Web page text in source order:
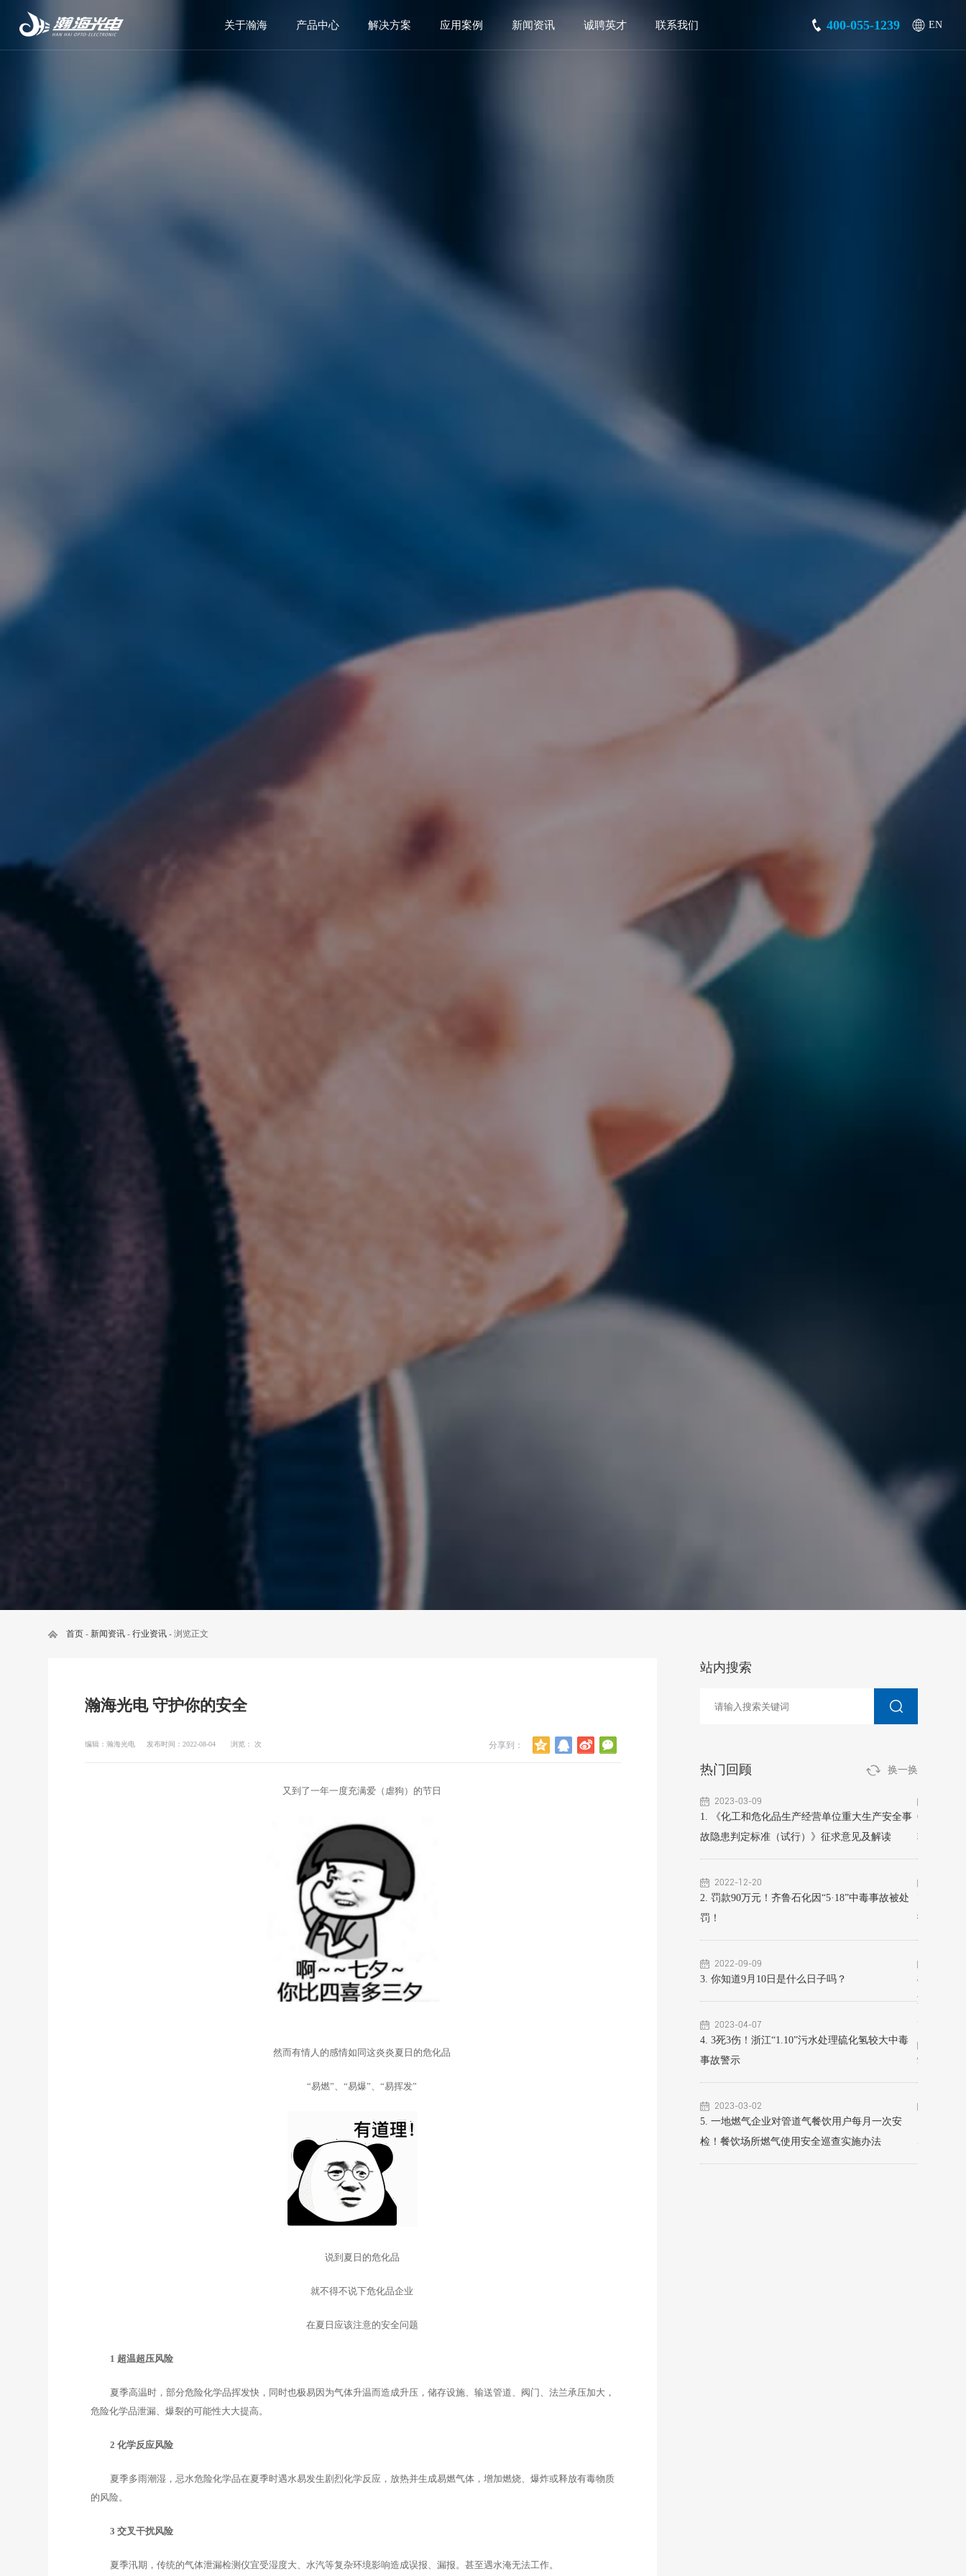
关于瀚海 产品中心 解决方案 应用案例 新闻资讯 诚聘英才 联系我们 EN
400-055-1239
首页 - 新闻资讯 -行业资讯 - 浏览正文
瀚海光电 守护你的安全
编辑：瀚海光电 发布时间：2022-08-04 浏览： 次 分享到：
又到了一年一度充满爱（虐狗）的节日
然而有情人的感情如同这炎炎夏日的危化品
“易燃”、“易爆”、“易挥发”
说到夏日的危化品
就不得不说下危化品企业
在夏日应该注意的安全问题
1 超温超压风险
夏季高温时，部分危险化学品挥发快，同时也极易因为气体升温而造成升压，储存设施、输送管道、阀门、法兰承压加大，
危险化学品泄漏、爆裂的可能性大大提高。
2 化学反应风险
夏季多雨潮湿，忌水危险化学品在夏季时遇水易发生剧烈化学反应，放热并生成易燃气体，增加燃烧、爆炸或释放有毒物质
的风险。
3 交叉干扰风险
夏季汛期，传统的气体泄漏检测仪宜受湿度大、水汽等复杂环境影响造成误报、漏报。甚至遇水淹无法工作。
站内搜索
换一换
热门回顾
14. 设置可燃气体声光报警装置，新《加油站作业
15. 关于公示《便携遥测式激光甲烷检测仪》等五
2023-03-09
1. 《化工和危化品生产经营单位重大生产安全事
故隐患判定标准（试行）》征求意见及解读
2022-12-20
2. 罚款90万元！齐鲁石化因“5·18”中毒事故被处
罚！
2022-09-09
3. 你知道9月10日是什么日子吗？
2023-04-07
4. 3死3伤！浙江“1.10”污水处理硫化氢较大中毒
事故警示
2023-03-02
5. 一地燃气企业对管道气餐饮用户每月一次安
检！餐饮场所燃气使用安全巡查实施办法
6. 4死3伤
较大事故
报告发布
8. 北京市
施
9. 注意“脚